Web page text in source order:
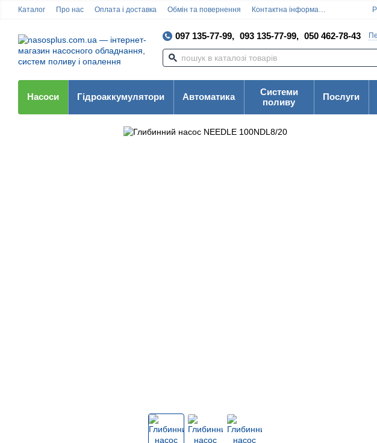
Каталог Про нас Оплата і доставка Обмін та повернення Контактна інформація
097 135-77-99, 093 135-77-99, 050 462-78-43
Насоси Гідроаккумулятори Автоматика
Системи
поливу
Послуги